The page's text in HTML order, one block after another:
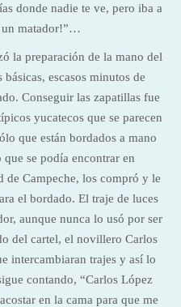
donde nadie te ve, pero iba a
un matador!”…
la preparación de la mano del
escasos minutos de
Conseguir las zapatillas fue
yucatecos que se parecen
que están bordados a mano
se podía encontrar en
de Campeche, los compró y le
el bordado. El traje de luces
aunque nunca lo usó por ser
del cartel, el novillero Carlos
intercambiaran trajes y así lo
contando, “Carlos López
en la cama para que me